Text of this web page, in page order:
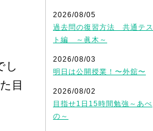
し
目
2026/08/05
過去問の復習方法 共通テス
ト編 ～眞木～
2026/08/03
明日は公開授業！〜外舘〜
2026/08/02
目指せ1日15時間勉強～あべ
の～